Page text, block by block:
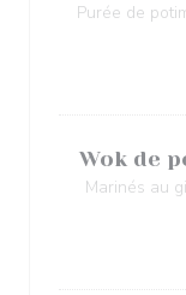
Purée de
Wok de
Marinés au